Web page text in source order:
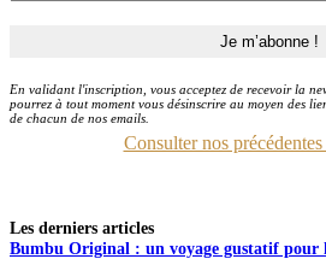
En validant l'inscription, vous acceptez de recevoir la
pourrez à tout moment vous désinscrire au moyen des
de chacun de nos emails.
Consulter nos
Les derniers articles
Bumbu Original : un voyage gustatif pour